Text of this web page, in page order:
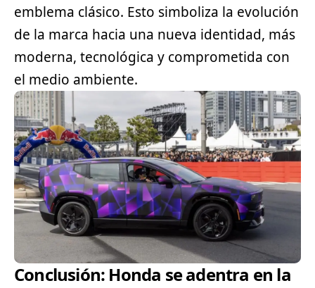
emblema clásico. Esto simboliza la evolución
de la marca hacia una nueva identidad, más
moderna, tecnológica y comprometida con
el medio ambiente.
Conclusión: Honda se adentra en la